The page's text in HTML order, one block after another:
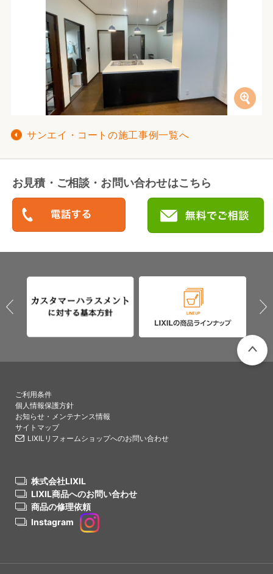
サンエイ・コートの施工事例一覧へ
お見積・ご相談・お問い合わせはこちら
ご利用条件
個人情報保護方針
お知らせ・メンテナンス情報
サイトマップ
LIXILリフォームショップへのお問い合わせ
株式会社LIXIL
LIXIL商品へのお問い合わせ
商品の修理依頼
Instagram